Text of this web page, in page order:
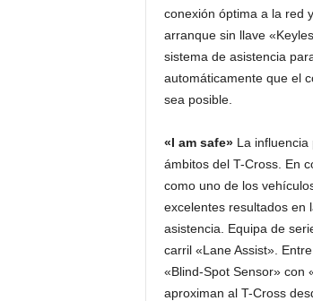
conexión óptima a la red
arranque sin llave
sistema de asistencia
automáticamente que el
sea posible.
«I am safe»La influencia
ámbitos del T-Cross. En
como uno de los
excelentes resultados en
asistencia. Equipa de
carril «Lane Assist».
«Blind-Spot Sensor» con
aproximan al T-Cross